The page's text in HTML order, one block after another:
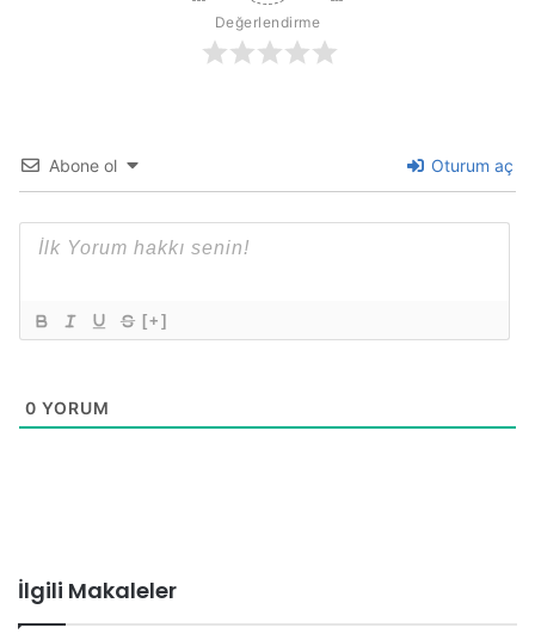
Değerlendirme
Abone ol Oturum aç
[+]
0 YORUM
İlgili Makaleler